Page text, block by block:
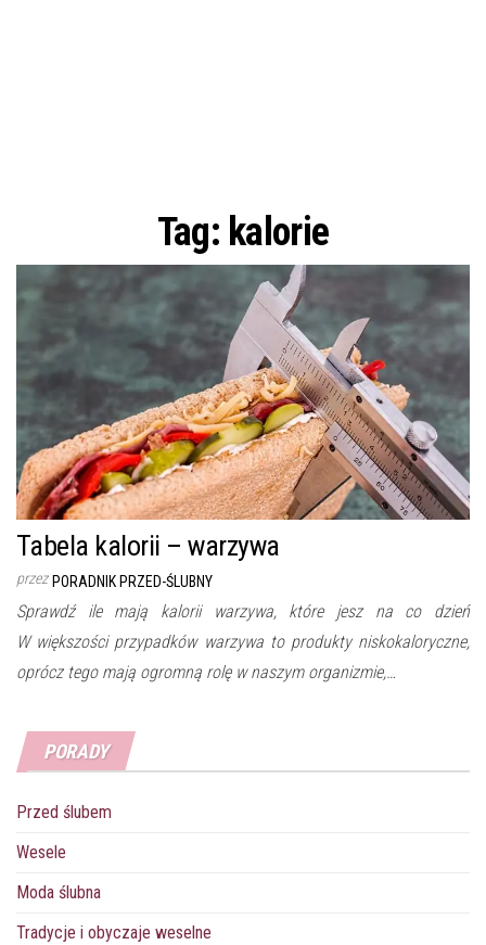
Tag: kalorie
Tabela kalorii – warzywa
przez PORADNIK PRZED-ŚLUBNY
Sprawdź ile mają kalorii warzywa, które jesz na co dzień
W większości przypadków warzywa to produkty niskokaloryczne,
oprócz tego mają ogromną rolę w naszym organizmie,…
PORADY
Przed ślubem
Wesele
Moda ślubna
Tradycje i obyczaje weselne